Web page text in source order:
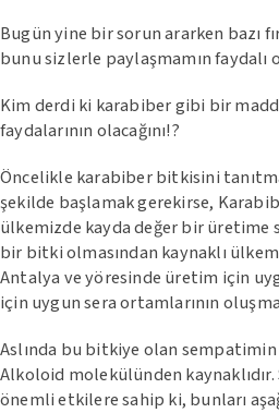
Bugün yine bir sorun ararken bazı
bunu sizlerle paylaşmamın faydalı
Kim derdi ki karabiber gibi bir
faydalarının olacağını!?
Öncelikle karabiber bitkisini
şekilde başlamak gerekirse,
ülkemizde kayda değer bir
bir bitki olmasından kaynaklı
Antalya ve yöresinde üretim için
için uygun sera ortamlarının
Aslında bu bitkiye olan sempatimin
Alkoloid molekülünden
önemli etkilere sahip ki, bunları